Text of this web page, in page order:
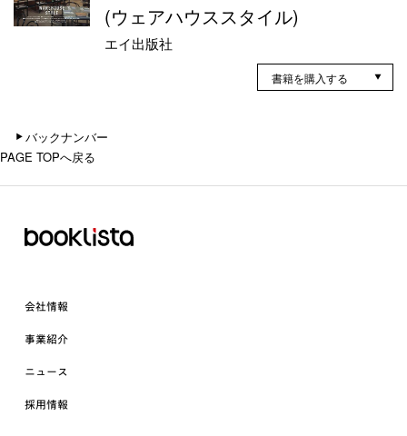
(ウェアハウススタイル)
エイ出版社
書籍を購入する
バックナンバー
PAGE TOPへ戻る
会社情報
事業紹介
ニュース
採用情報